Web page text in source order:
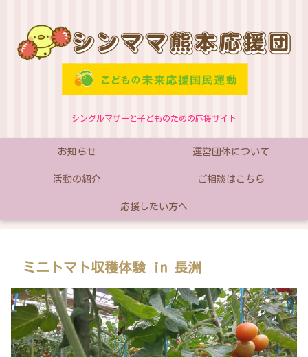
シングルマザーと子どものための応援サイト
お知らせ 運営団体について
活動の紹介 ご相談はこちら
応援したい方へ
ミニトマト収穫体験 in 長洲